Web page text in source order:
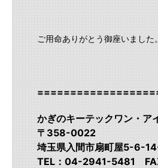
ご用命ありがとう御座いました。
かぎのキーテックワン・ア
〒358-0022
埼玉県入間市扇町屋5-6-
TEL：04-2941-5481